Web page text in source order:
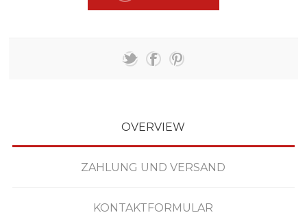
OVERVIEW
ZAHLUNG UND VERSAND
KONTAKTFORMULAR